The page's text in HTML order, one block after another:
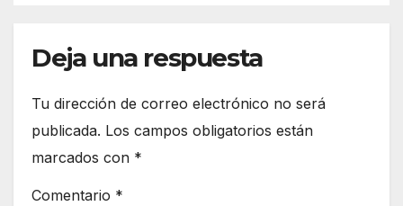
Deja una respuesta
Tu dirección de correo electrónico no será
publicada. Los campos obligatorios están
marcados con *
Comentario *